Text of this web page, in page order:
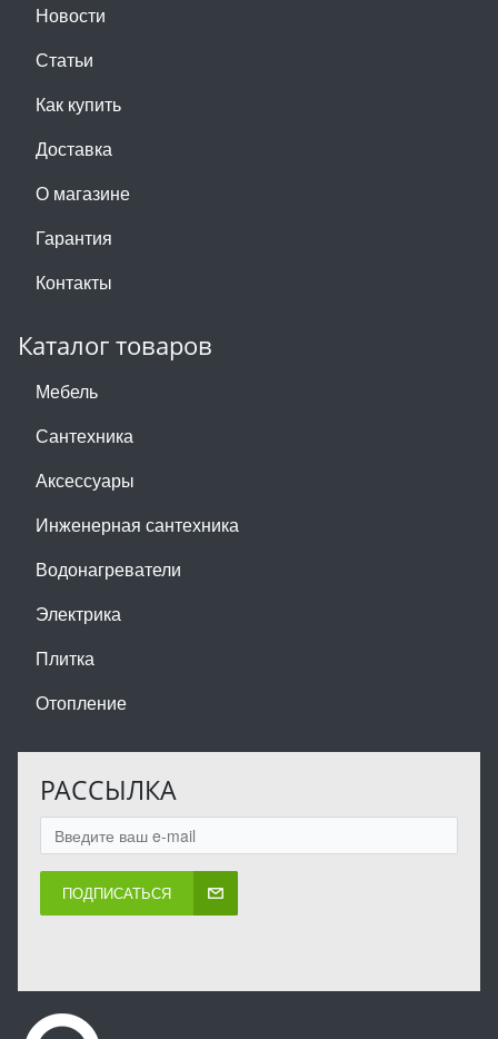
Новости
Статьи
Как купить
Доставка
О магазине
Гарантия
Контакты
Каталог товаров
Мебель
Сантехника
Аксессуары
Инженерная сантехника
Водонагреватели
Электрика
Плитка
Отопление
РАССЫЛКА
ПОДПИСАТЬСЯ